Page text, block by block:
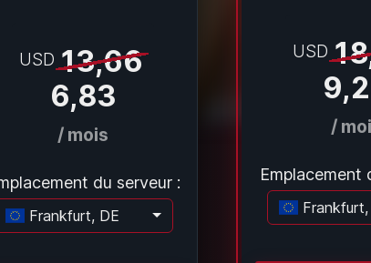
USD 13,66
6,83
/ mois
du serveur :
Frankfurt, DE
Chargement..
USD
/
Emplacement
Frankfurt,